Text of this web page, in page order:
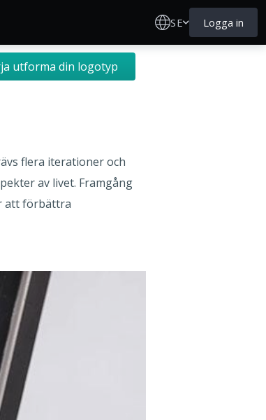
SE Logga in
utforma din logotyp
flera iterationer och
av livet. Framgång
att förbättra